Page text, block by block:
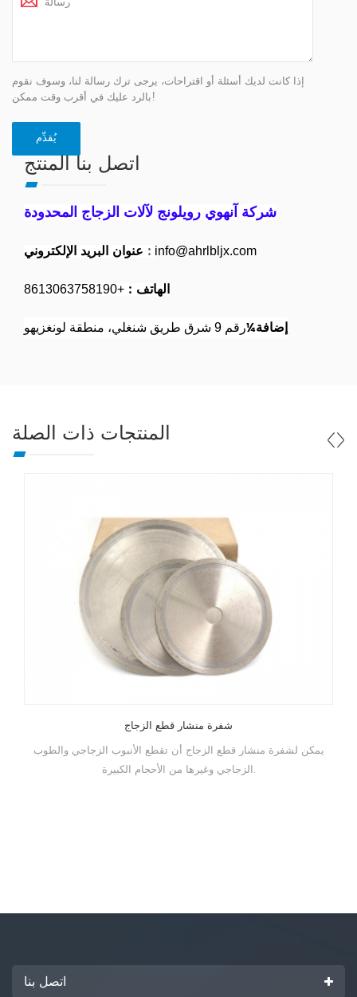
إذا كانت لديك أسئلة أو اقتراحات، يرجى ترك رسالة لنا، وسوف نقوم
بالرد عليك في أقرب وقت ممكن!
اتصل بنا المنتج
شركة آنهوي رويلونج لآلات الزجاج المحدودة
: info@ahrlbljx.com
الهاتف : +8613063758190
إضافة¼رقم 9 شرق طريق شنغلي، منطقة لونغزيهو
المنتجات ذات الصلة
شفرة منشار قطع الزجاج
يمكن لشفرة منشار قطع الزجاج أن تقطع الأنبوب الزجاجي والطوب
الزجاجي وغيرها من الأحجام الكبيرة.
اتصل بنا